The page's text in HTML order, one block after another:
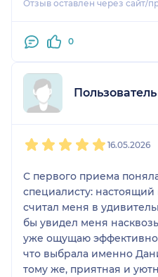
осознавать.
Благодарю Даниила
внимание в этот период!
Отзыв оставлен через сайт/
0
16.05.2026
С первого приема
специалисту:
считал меня в
бы увидел меня
уже ощущаю
что выбрала именно
тому же, приятная и